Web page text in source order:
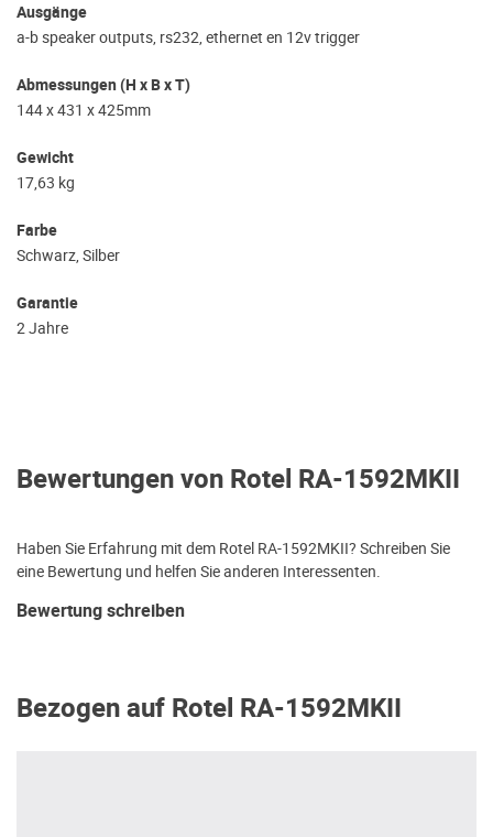
Ausgänge
a-b speaker outputs, rs232, ethernet en 12v trigger
Abmessungen (H x B x T)
144 x 431 x 425mm
Gewicht
17,63 kg
Farbe
Schwarz, Silber
Garantie
2 Jahre
Bewertungen von Rotel RA-1592MKII
Haben Sie Erfahrung mit dem Rotel RA-1592MKII? Schreiben Sie
eine Bewertung und helfen Sie anderen Interessenten.
Bewertung schreiben
Bezogen auf Rotel RA-1592MKII